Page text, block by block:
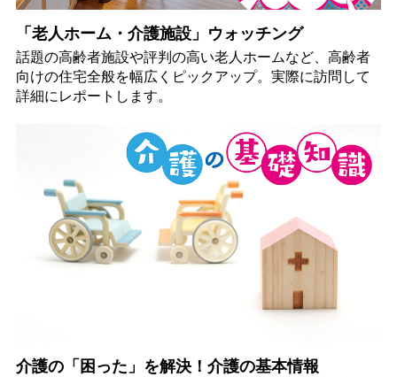
「老人ホーム・介護施設」ウォッチング
話題の高齢者施設や評判の高い老人ホームなど、高齢者
向けの住宅全般を幅広くピックアップ。実際に訪問して
詳細にレポートします。
介護の「困った」を解決！介護の基本情報